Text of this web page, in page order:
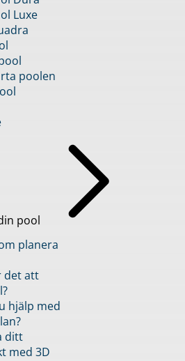
Luxe
poolen
pool
planera
det att
hjälp med
ditt
med 3D